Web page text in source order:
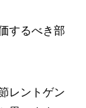
するべき部
レントゲン